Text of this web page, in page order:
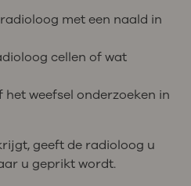
met een naald in
cellen of wat
weefsel onderzoeken in
geeft de radioloog u
u geprikt wordt.